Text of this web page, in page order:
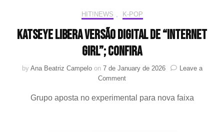
HIT!NEWS K-POP
KATSEYE libera versão digital de “Internet
Girl”; confira
by Ana Beatriz Campelo on 7 de January de 2026
Leave a
Commenton
libera
Grupo aposta no experimental para nova faixa